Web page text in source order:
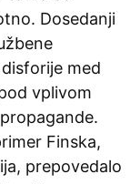
Dosedanji
med
vplivom
Finska,
prepovedalo